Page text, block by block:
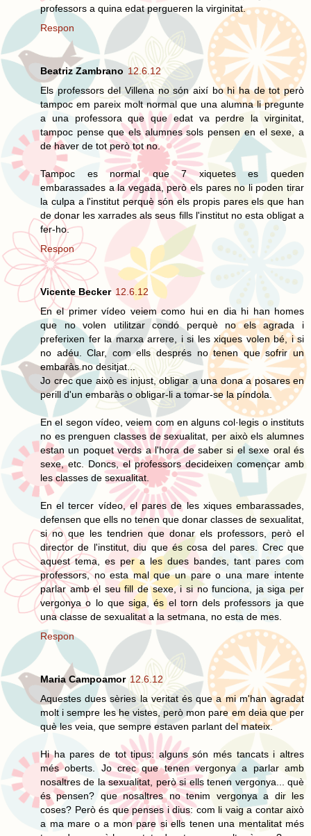
professors a quina edat pergueren la virginitat.
Respon
Beatriz Zambrano 12.6.12
Els professors del Villena no són així bo hi ha de tot però
tampoc em pareix molt normal que una alumna li pregunte
a una professora que que edat va perdre la virginitat,
tampoc pense que els alumnes sols pensen en el sexe, a
de haver de tot però tot no.
Tampoc es normal que 7 xiquetes es queden
embarassades a la vegada, però els pares no li poden tirar
la culpa a l'institut perquè són els propis pares els que han
de donar les xarrades als seus fills l'institut no esta obligat a
fer-ho.
Respon
Vicente Becker 12.6.12
En el primer vídeo veiem como hui en dia hi han homes
que no volen utilitzar condó perquè no els agrada i
preferixen fer la marxa arrere, i si les xiques volen bé, i si
no adéu. Clar, com ells després no tenen que sofrir un
embaràs no desitjat...
Jo crec que això es injust, obligar a una dona a posares en
perill d'un embaràs o obligar-li a tomar-se la píndola.
En el segon vídeo, veiem com en alguns col·legis o instituts
no es prenguen classes de sexualitat, per això els alumnes
estan un poquet verds a l'hora de saber si el sexe oral és
sexe, etc. Doncs, el professors decideixen començar amb
les classes de sexualitat.
En el tercer vídeo, el pares de les xiques embarassades,
defensen que ells no tenen que donar classes de sexualitat,
si no que les tendrien que donar els professors, però el
director de l'institut, diu que és cosa del pares. Crec que
aquest tema, es per a les dues bandes, tant pares com
professors, no esta mal que un pare o una mare intente
parlar amb el seu fill de sexe, i si no funciona, ja siga per
vergonya o lo que siga, és el torn dels professors ja que
una classe de sexualitat a la setmana, no esta de mes.
Respon
Maria Campoamor 12.6.12
Aquestes dues sèries la veritat és que a mi m'han agradat
molt i sempre les he vistes, però mon pare em deia que per
què les veia, que sempre estaven parlant del mateix.
Hi ha pares de tot tipus: alguns són més tancats i altres
més oberts. Jo crec que tenen vergonya a parlar amb
nosaltres de la sexualitat, però si ells tenen vergonya... què
és pensen? que nosaltres no tenim vergonya a dir les
coses? Però és que penses i dius: com li vaig a contar això
a ma mare o a mon pare si ells tenen una mentalitat més